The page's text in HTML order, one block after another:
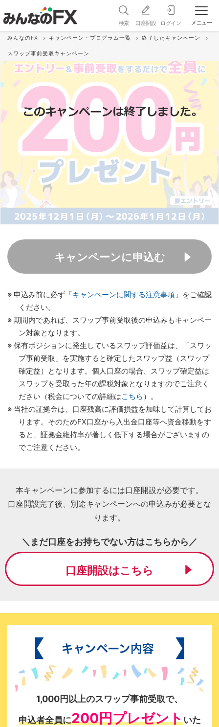
検索 口座開設 ログイン メニュー
みんなのFX キャンペーン・プログラム一覧 終了したキャンペーン
スワップ事前受取キャンペーン
キャンペーンに申込む
※ 申込み前に必ず「キャンペーンに関する注意事項 」をご確認
ください。
※ 期間内であれば、スワップ事前受取後の申込みもキャンペー
ン対象となります。
※ 保有ポジションに発生しているスワップ評価益は、「スワッ
プ事前受取」を実施すると確定したスワップ益（スワップ
確定益）となります。個人口座の場合、スワップ確定益は
スワップを受取った年の課税対象となりますのでご注意く
ださい（税金についての詳細はこちら ）。
※ 当社の証拠金は、口座残高に評価損益を加味して計算してお
ります。そのためFX口座から入出金口座等へ資金移動をす
ると、証拠金維持率が著しく低下する場合がございますの
でご注意ください。
本キャンペーンに参加するには口座開設が必要です。
口座開設完了後、別途キャンペーンへの申込みが必要とな
ります。
＼まだ口座をお持ちでない方はこちらから／
口座開設はこちら
1,000円以上のスワップ事前受取で、
申込者全員に200円プレゼントいた